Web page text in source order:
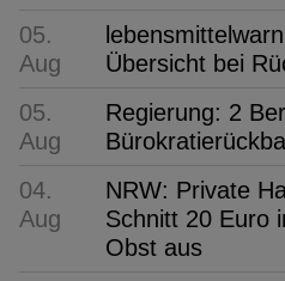
05.
Aug
Übersicht bei
05.
Aug
Regierung: 2
04.
Aug
NRW: Private
Schnitt 20 Euro
Obst aus